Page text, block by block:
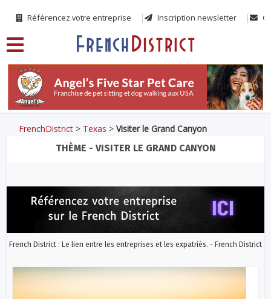
Référencez votre entreprise Inscription newsletter
FrenchDistrict > Texas >Visiter le Grand Canyon
THÈME - VISITER LE GRAND CANYON
French District : Le lien entre les entreprises et les expatriés. - French District